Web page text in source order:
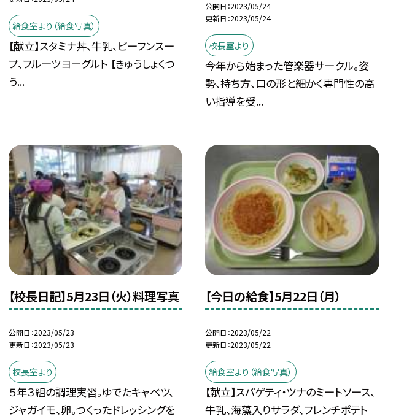
給食室より（給食写真）
【献立】スタミナ丼、牛乳、ビーフンスー
プ、フルーツヨーグルト 【きゅうしょくつ
う...
公開日 2023/05/24
更新日 2023/05/24
校長室より
今年から始まった管楽器サークル。姿
勢、持ち方、口の形と細かく専門性の高
い指導を受...
【校長日記】5月23日（火）料理写真
公開日 2023/05/23
更新日 2023/05/23
校長室より
５年３組の調理実習。ゆでたキャベツ、
ジャガイモ、卵。つくったドレッシングを
【今日の給食】5月22日（月）
公開日 2023/05/22
更新日 2023/05/22
給食室より（給食写真）
【献立】スパゲティ・ツナのミートソース、
牛乳、海藻入りサラダ、フレンチポテト